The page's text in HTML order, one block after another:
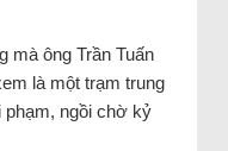
mà ông Trần Tuấn
là một trạm trung
ngồi chờ kỷ